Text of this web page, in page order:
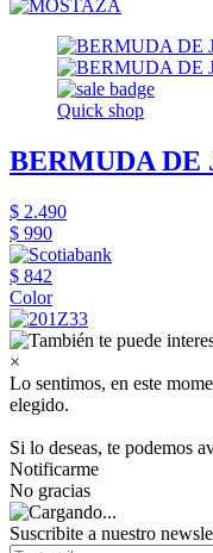
Quick shop
BERMUDA DE
$ 2.490
$ 990
$ 842
Color
×
Lo sentimos, en este
elegido.
Si lo deseas, te podemos
Notificarme
No gracias
Suscribite a nuestro